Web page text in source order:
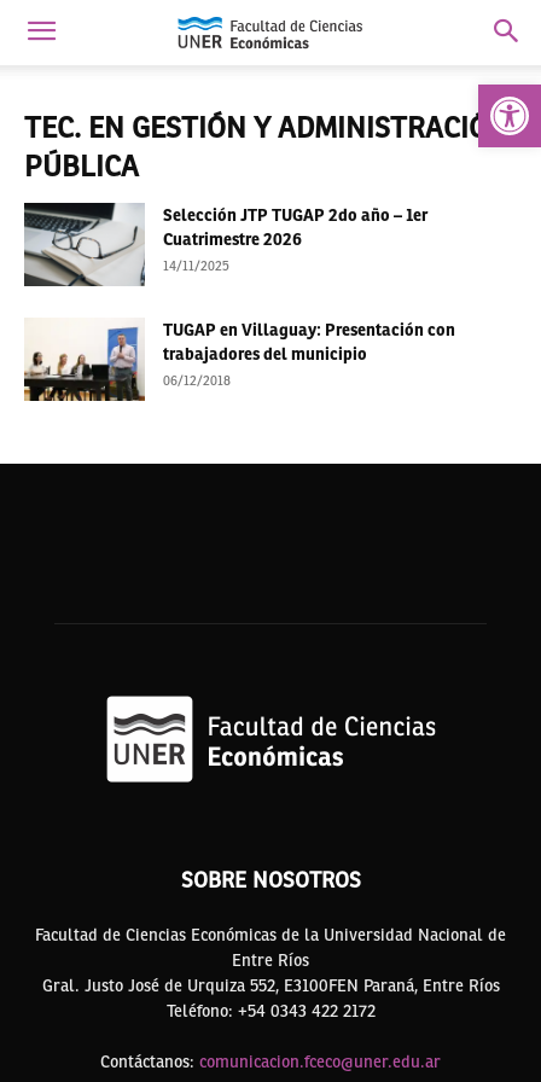
Abrir
TEC. EN GESTIÓN Y ADMINISTRACIÓN
PÚBLICA
Selección JTP TUGAP 2do año – 1er
Cuatrimestre 2026
14/11/2025
TUGAP en Villaguay: Presentación con
trabajadores del municipio
06/12/2018
SOBRE NOSOTROS
Facultad de Ciencias Económicas de la Universidad Nacional de
Entre Ríos
Gral. Justo José de Urquiza 552, E3100FEN Paraná, Entre Ríos
Teléfono: +54 0343 422 2172
Contáctanos: comunicacion.fceco@uner.edu.ar